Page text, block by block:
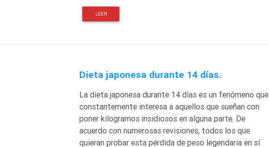
LEER
Dieta japonesa durante 14 días.
La dieta japonesa durante 14 días es un fenómeno que
constantemente interesa a aquellos que sueñan con
poner kilogramos insidiosos en alguna parte. De
acuerdo con numerosas revisiones, todos los que
quieran probar esta pérdida de peso legendaria en sí